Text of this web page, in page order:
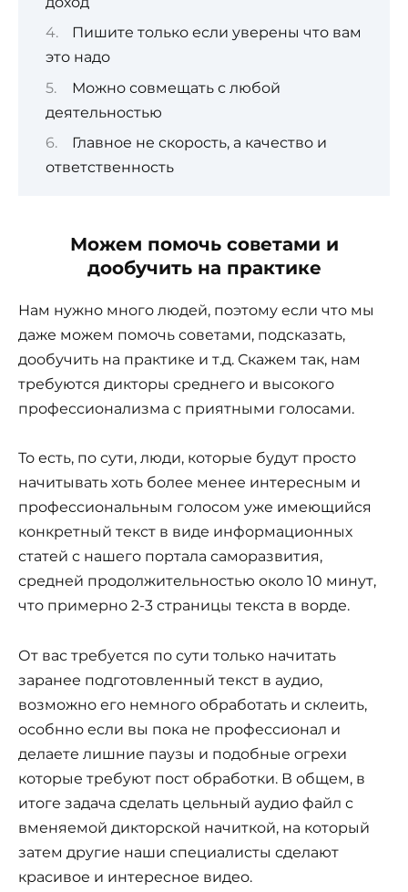
Пишите только если уверены что вам
это надо
Можно совмещать с любой
деятельностью
Главное не скорость, а качество и
ответственность
Можем помочь советами и
дообучить на практике
Нам нужно много людей, поэтому если что мы
даже можем помочь советами, подсказать,
дообучить на практике и т.д. Скажем так, нам
требуются дикторы среднего и высокого
профессионализма с приятными голосами.
То есть, по сути, люди, которые будут просто
начитывать хоть более менее интересным и
профессиональным голосом уже имеющийся
конкретный текст в виде информационных
статей с нашего портала саморазвития,
средней продолжительностью около 10 минут,
что примерно 2-3 страницы текста в ворде.
От вас требуется по сути только начитать
заранее подготовленный текст в аудио,
возможно его немного обработать и склеить,
особнно если вы пока не профессионал и
делаете лишние паузы и подобные огрехи
которые требуют пост обработки. В общем, в
итоге задача сделать цельный аудио файл с
вменяемой дикторской начиткой, на который
затем другие наши специалисты сделают
красивое и интересное видео.